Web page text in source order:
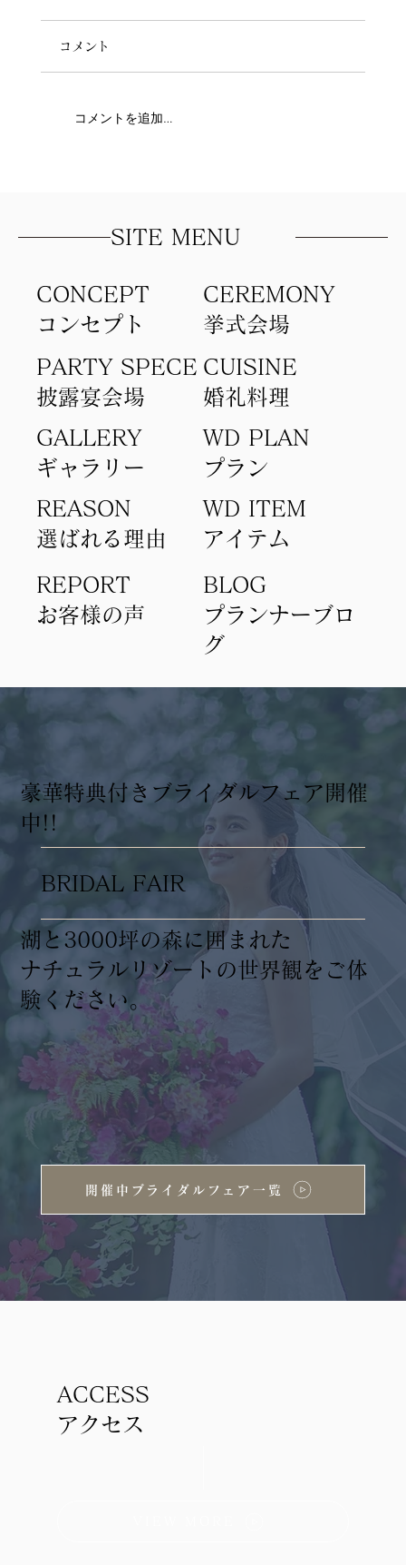
コメント
コメントを追加…
ACCESS
アクセス
​豪華特典付きブライダルフェア開催
中!!
BRIDAL FAIR
湖と3000坪の森に囲まれた
ナチュラルリゾートの世界観をご体
験ください。
開催中ブライダルフェア一覧
CONCEPT
コンセプト​
​CEREMONY
​挙式会場
GALLERY
ギャラリー
PARTY SPECE
​披露宴会場
CUISINE
​婚礼料理
​プランナーブロ
グ
BLOG
REPORT
​お客様の声
アイテム​
WD ITEM
選ばれる理由
REASON
​プラン
WD PLAN
SITE MENU